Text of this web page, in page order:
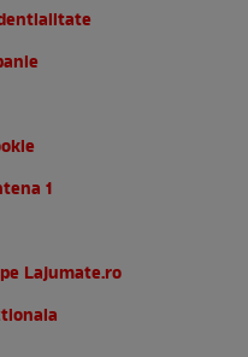
1
Lajumate.ro